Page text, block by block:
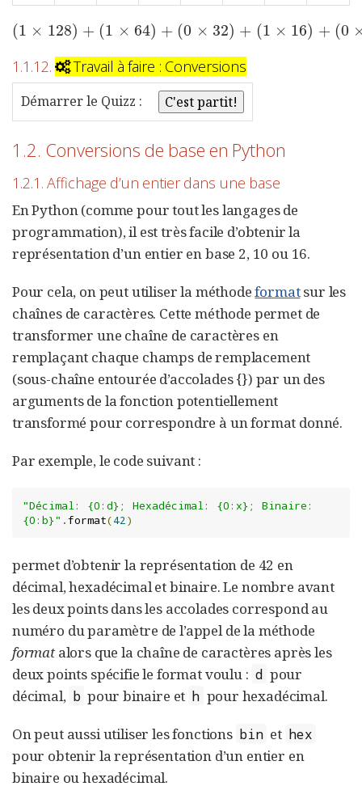
(1 × 128) + (1 × 64) + (0 × 32) + (1 × 16) + (0
(1× 128)+ (1 ×64)+(0 ×32 )+ (1×16)+ (0× 8
1.1.12. Travail à faire : Conversions
Démarrer le Quizz :
1.2. Conversions de base en Python
1.2.1. Affichage d’un entier dans une base
En Python (comme pour tout les langages de
programmation), il est très facile d’obtenir la
représentation d’un entier en base 2, 10 ou 16.
Pour cela, on peut utiliser la méthodeformatsur les
chaînes de caractères. Cette méthode permet de
transformer une chaîne de caractères en
remplaçant chaque champs de remplacement
(sous-chaîne entourée d’accolades {}) par un des
arguments de la fonction potentiellement
transformé pour correspondre à un format donné.
Par exemple, le code suivant :
"Décimal: {0:d}; Hexadécimal: {0:x}; Binaire:
{0:b}" .format(42)
permet d’obtenir la représentation de 42 en
décimal, hexadécimal et binaire. Le nombre avant
les deux points dans les accolades correspond au
numéro du paramètre de l’appel de la méthode
formatalors que la chaîne de caractères après les
deux points spécifie le format voulu : d pour
décimal, b pour binaire et h pour hexadécimal.
On peut aussi utiliser les fonctions bin et hex
pour obtenir la représentation d’un entier en
binaire ou hexadécimal.